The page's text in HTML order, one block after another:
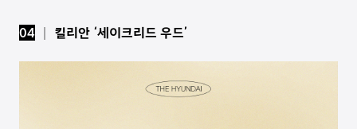
04 │ 킬리안 ‘세이크리드 우드’